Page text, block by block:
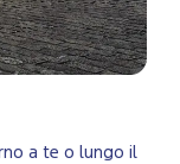
a te o lungo il